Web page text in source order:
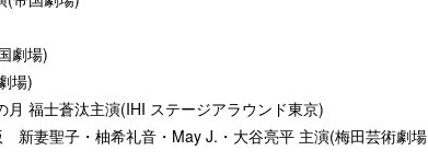
劇場)
場)
福士蒼汰主演(IHI ステージアラウンド東京)
新妻聖子・柚希礼音・May J.・大谷亮平 主演(梅田芸術劇